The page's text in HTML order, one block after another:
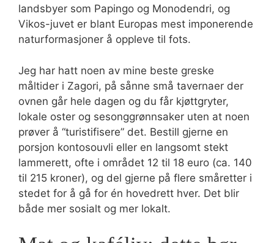
landsbyer som Papingo og Monodendri, og
Vikos-juvet er blant Europas mest imponerende
naturformasjoner å oppleve til fots.
Jeg har hatt noen av mine beste greske
måltider i Zagori, på sånne små tavernaer der
ovnen går hele dagen og du får kjøttgryter,
lokale oster og sesonggrønnsaker uten at noen
prøver å “turistifisere” det. Bestill gjerne en
porsjon kontosouvli eller en langsomt stekt
lammerett, ofte i området 12 til 18 euro (ca. 140
til 215 kroner), og del gjerne på flere småretter i
stedet for å gå for én hovedrett hver. Det blir
både mer sosialt og mer lokalt.